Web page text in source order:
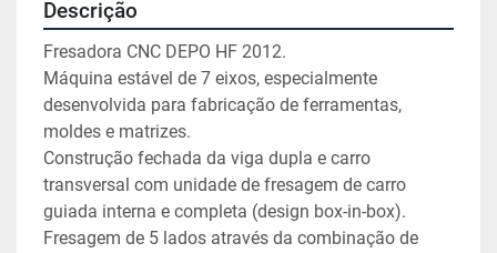
Descrição
Fresadora CNC DEPO HF 2012.
Máquina estável de 7 eixos, especialmente
desenvolvida para fabricação de ferramentas,
moldes e matrizes.
Construção fechada da viga dupla e carro
transversal com unidade de fresagem de carro
guiada interna e completa (design box-in-box).
Fresagem de 5 lados através da combinação de